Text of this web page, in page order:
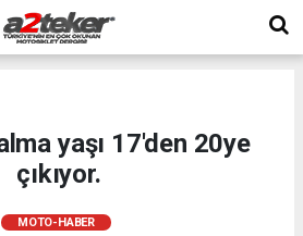
yaşı 17'den 20ye
çıkıyor.
MOTO-HABER